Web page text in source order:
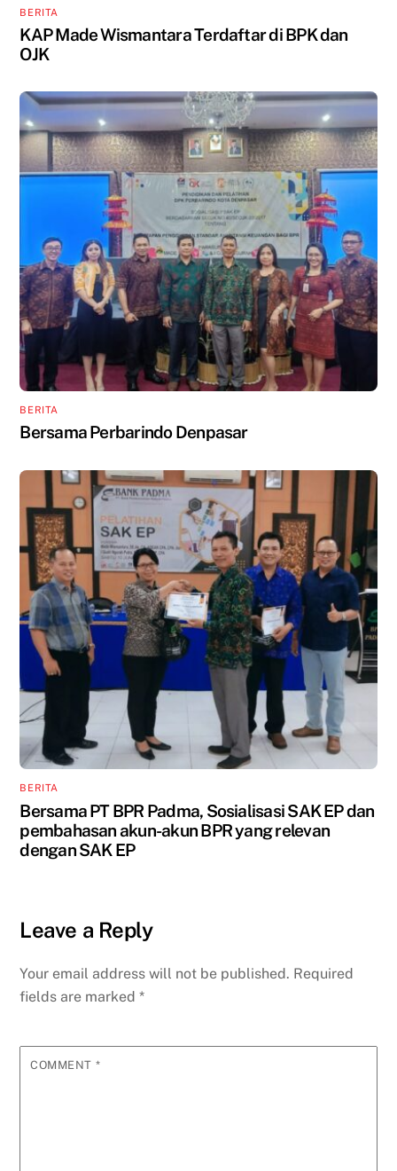
BERITA
KAP Made Wismantara Terdaftar di BPK dan
OJK
BERITA
Bersama Perbarindo Denpasar
BERITA
Bersama PT BPR Padma, Sosialisasi SAK EP dan
pembahasan akun-akun BPR yang relevan
dengan SAK EP
Leave a Reply
Your email address will not be published. Required
fields are marked*
COMMENT *